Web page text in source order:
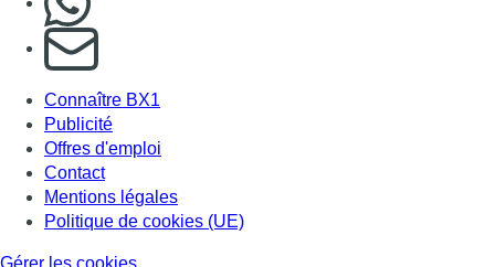
S'abonner à notre newsletter
Connaître BX1
Publicité
Offres d'emploi
Contact
Mentions légales
Politique de cookies (UE)
Gérer les cookies